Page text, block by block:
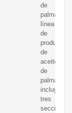
de
palmaLa
línea
de
producción
de
aceite
de
palma
incluye
tres
secciones